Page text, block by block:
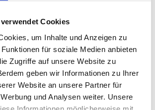
Cookies
um Inhalte und Anzeigen zu
für soziale Medien anbieten
Zugriffe auf unsere Website zu
geben wir Informationen zu Ihrer
Website an unsere Partner für
und Analysen weiter. Unsere
99037 EURzzgl